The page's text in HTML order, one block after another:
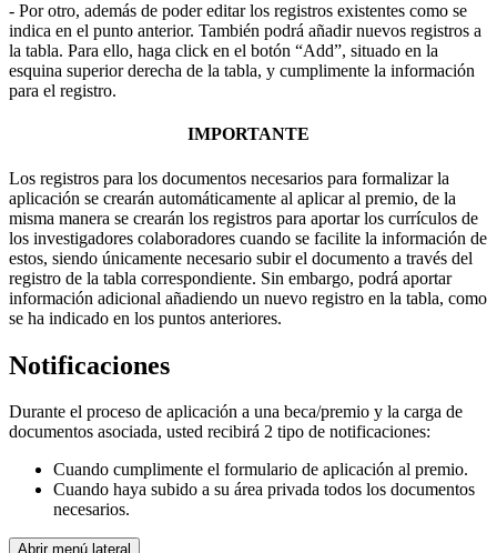
- Por otro, además de poder editar los registros existentes como se
indica en el punto anterior. También podrá añadir nuevos registros a
la tabla. Para ello, haga click en el botón “Add”, situado en la
esquina superior derecha de la tabla, y cumplimente la información
para el registro.
IMPORTANTE
Los registros para los documentos necesarios para formalizar la
aplicación se crearán automáticamente al aplicar al premio, de la
misma manera se crearán los registros para aportar los currículos de
los investigadores colaboradores cuando se facilite la información de
estos, siendo únicamente necesario subir el documento a través del
registro de la tabla correspondiente. Sin embargo, podrá aportar
información adicional añadiendo un nuevo registro en la tabla, como
se ha indicado en los puntos anteriores.
Notificaciones
Durante el proceso de aplicación a una beca/premio y la carga de
documentos asociada, usted recibirá 2 tipo de notificaciones:
Cuando cumplimente el formulario de aplicación al premio.
Cuando haya subido a su área privada todos los documentos
necesarios.
Abrir menú lateral